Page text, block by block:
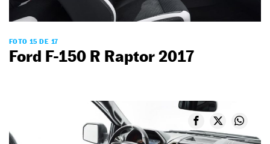
FOTO 15 DE 17
Ford F-150 R Raptor 2017